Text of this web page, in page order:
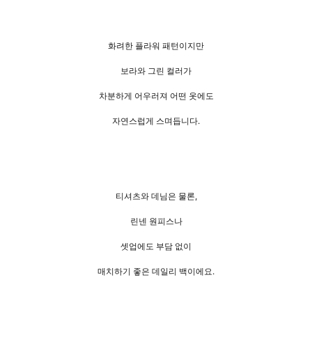
화려한 플라워 패턴이지만
보라와 그린 컬러가
차분하게 어우러져 어떤 옷에도
자연스럽게 스며듭니다.
티셔츠와 데님은 물론,
린넨 원피스나
셋업에도 부담 없이
매치하기 좋은 데일리 백이에요.